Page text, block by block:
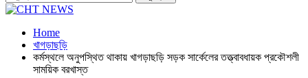
Home
খাগড়াছড়ি
কর্মস্থলে অনুপস্থিত থাকায় খাগড়াছড়ি সড়ক সার্কেলের তত্ত্বাবধায়ক প্রকৌশলী
সাময়িক বরখাস্ত